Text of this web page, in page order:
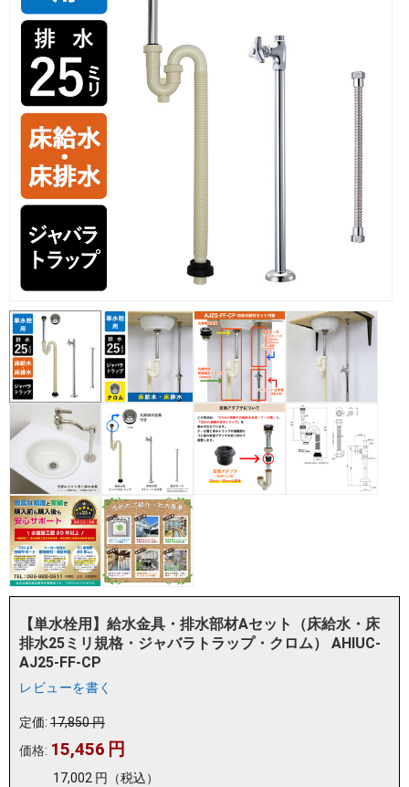
【単水栓用】給水金具・排水部材Aセット（床給水・床
排水25ミリ規格・ジャバラトラップ・クロム） AHIUC-
AJ25-FF-CP
レビューを書く
定価: 17,850円
価格: 15,456 円
17,002 円 （税込）